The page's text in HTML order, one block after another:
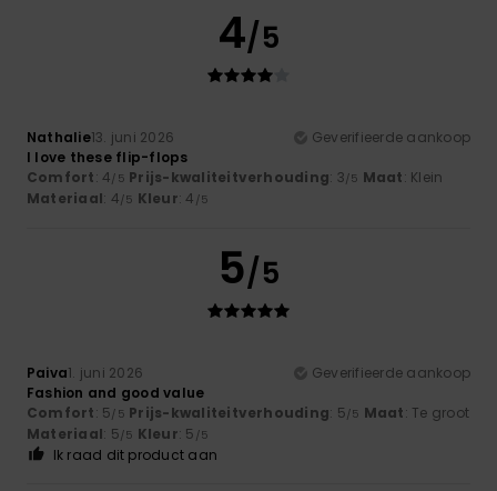
4/5
Nathalie13. juni 2026
Geverifieerde aankoop
I love these flip-flops
Comfort: 4/5 Prijs-kwaliteitverhouding: 3/5 Maat: Klein
Materiaal: 4/5 Kleur: 4 /5
5/5
Paiva1. juni 2026
Geverifieerde aankoop
Fashion and good value
Comfort: 5/5 Prijs-kwaliteitverhouding: 5/5 Maat: Te groot
Materiaal: 5/5 Kleur: 5 /5
Ik raad dit product aan